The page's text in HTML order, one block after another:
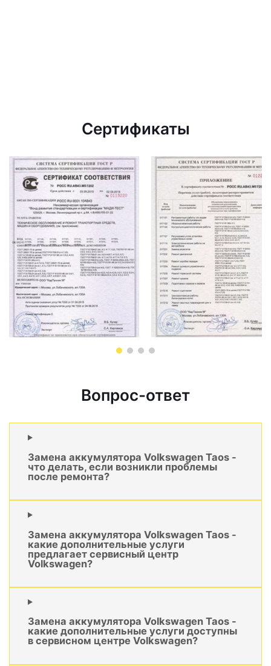
Сертификаты
Вопрос-ответ
Замена аккумулятора Volkswagen Taos -
что делать, если возникли проблемы
после ремонта?
Замена аккумулятора Volkswagen Taos -
какие дополнительные услуги
предлагает сервисный центр
Volkswagen?
Замена аккумулятора Volkswagen Taos -
какие дополнительные услуги доступны
в сервисном центре Volkswagen?